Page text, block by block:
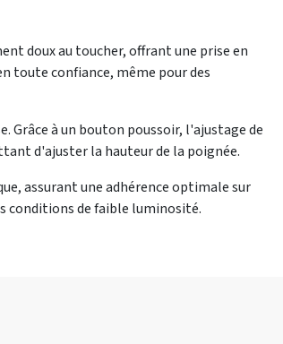
doux au toucher, offrant une prise en
toute confiance, même pour des
Grâce à un bouton poussoir, l'ajustage de
d'ajuster la hauteur de la poignée.
assurant une adhérence optimale sur
conditions de faible luminosité.